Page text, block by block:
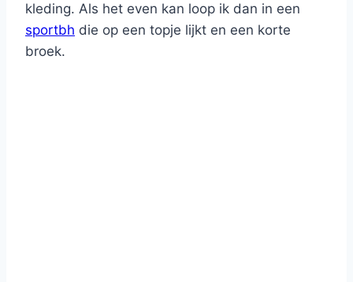
kleding. Als het even kan loop ik dan in een
sportbh die op een topje lijkt en een korte
broek.